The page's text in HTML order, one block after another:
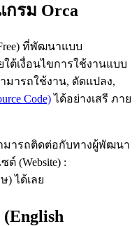
กรม Orca
ที่พัฒนาแบบ
ต้เงื่อนไขการใช้งานแบบ
มารถใช้งาน, ดัดแปลง,
Code)ได้อย่างเสรี ภาย
มารถติดต่อกับทางผู้พัฒนา
(Website) :
) ได้เลย